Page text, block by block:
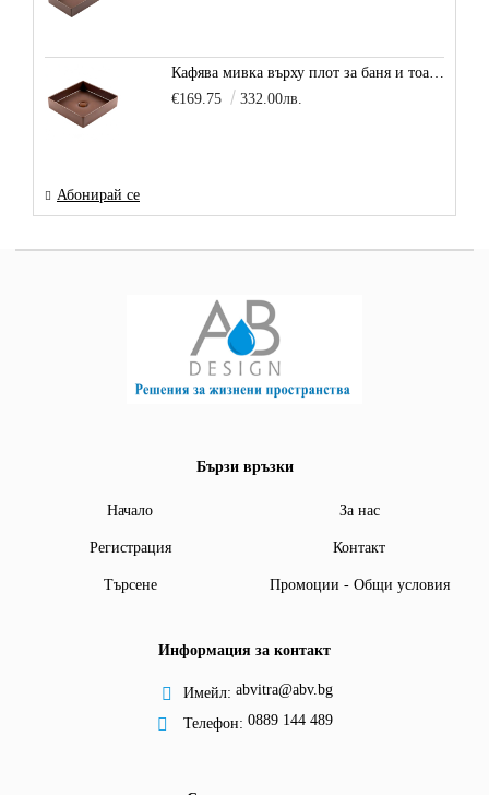
Кафява мивка върху плот за баня и тоалетна Decente, цвят - карамел
€169.75
332.00лв.
Абонирай се
Бързи връзки
Начало За нас
Регистрация Контакт
Търсене Промоции - Общи условия
Информация за контакт
Имейл: abvitra@abv.bg
Телефон: 0889 144 489